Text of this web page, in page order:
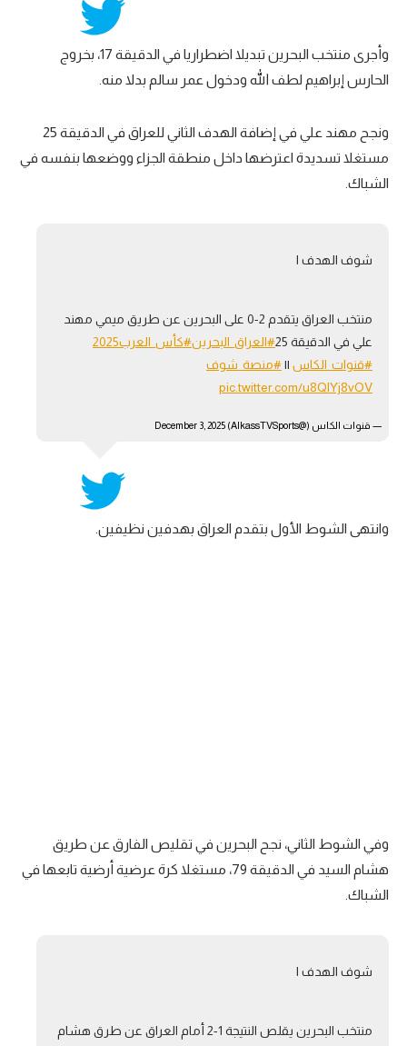
وأجرى منتخب البحرين تبديلا اضطراريا في الدقيقة 17، بخروج
الحارس إبراهيم لطف الله ودخول عمر سالم بدلا منه.
ونجح مهند علي في إضافة الهدف الثاني للعراق في الدقيقة 25
مستغلا تسديدة اعترضها داخل منطقة الجزاء ووضعها بنفسه في
الشباك.
شوف الهدف ا
منتخب العراق يتقدم 2-0 على البحرين عن طريق ميمي مهند
علي في الدقيقة 25
#العراق_البحرين#كأس_العرب2025
#قنوات_الكاس ||#منصة_شوف
pic.twitter.com/u8QlYj8vOV
— قنوات الكاس (@AlkassTVSports) December 3, 2025
وانتهى الشوط الأول بتقدم العراق بهدفين نظيفين.
وفي الشوط الثاني، نجح البحرين في تقليص الفارق عن طريق
هشام السيد في الدقيقة 79، مستغلا كرة عرضية أرضية تابعها في
الشباك.
شوف الهدف ا
منتخب البحرين يقلص النتيجة 1-2 أمام العراق عن طرق هشام